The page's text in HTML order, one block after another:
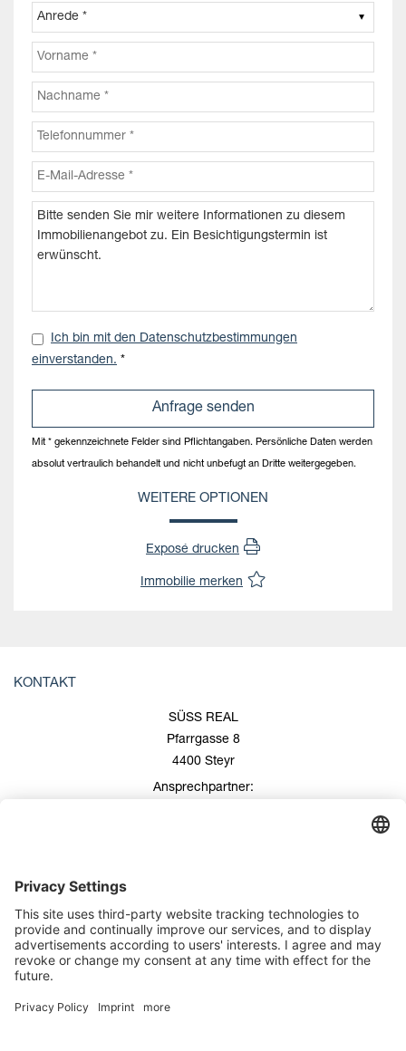
Ich bin mit den Datenschutzbestimmungen
einverstanden. *
Mit * gekennzeichnete Felder sind Pflichtangaben. Persönliche Daten werden
absolut vertraulich behandelt und nicht unbefugt an Dritte weitergegeben.
WEITERE OPTIONEN
Exposé drucken
Immobilie merken
KONTAKT
SÜSS REAL
Pfarrgasse 8
4400 Steyr
Ansprechpartner: